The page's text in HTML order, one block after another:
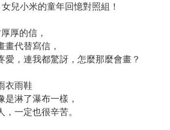
兒小米的童年回憶對照組！
厚的信，
畫代替寫信，
愛，連我都驚訝，怎麼那麼會畫？
衣雨鞋
是淋了瀑布一樣，
一定也很辛苦。